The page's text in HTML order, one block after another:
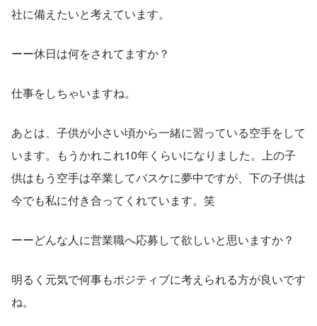
社に備えたいと考えています。
ーー休日は何をされてますか？
仕事をしちゃいますね。
あとは、子供が小さい頃から一緒に習っている空手をして
います。もうかれこれ10年くらいになりました。上の子
供はもう空手は卒業してバスケに夢中ですが、下の子供は
今でも私に付き合ってくれています。笑
ーーどんな人に営業職へ応募して欲しいと思いますか？
明るく元気で何事もポジティブに考えられる方が良いです
ね。